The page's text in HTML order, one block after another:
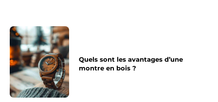
Quels sont les avantages d’une
montre en bois ?